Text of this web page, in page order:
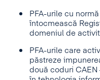
PFA-urile cu
întocmească
domeniul de
PFA-urile care
păstreze
două coduri